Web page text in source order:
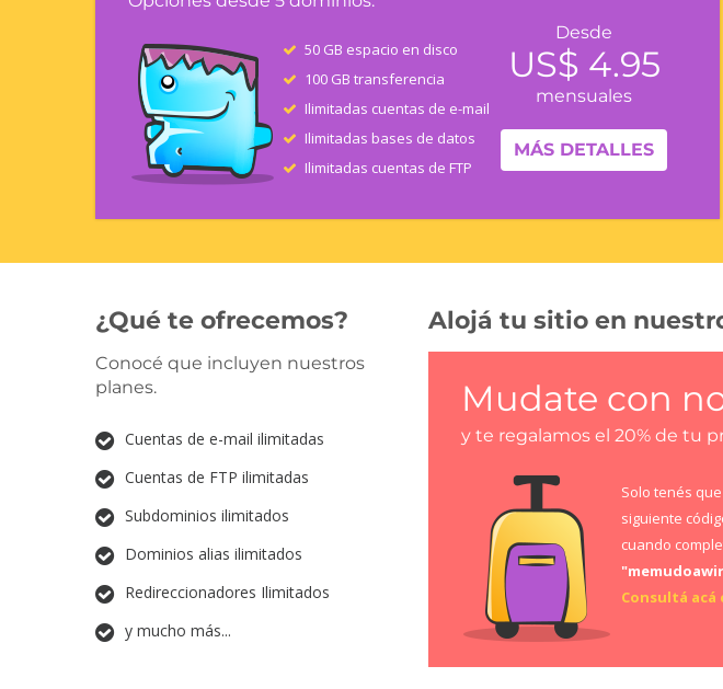
50 GB espacio en disco
100 GB transferencia
Ilimitadas cuentas de e-mail
Ilimitadas bases de datos
Ilimitadas cuentas de FTP
Desde
US$ 4.95
mensuales
MÁS DETALLES
¿Qué te ofrecemos?
Conocé que incluyen nuestros
planes.
Cuentas de e-mail ilimitadas
Cuentas de FTP ilimitadas
Subdominios ilimitados
Dominios alias ilimitados
Redireccionadores Ilimitados
y mucho más...
Alojá tu sitio en
Mudate con
y te regalamos el 20% de tu
Solo tenés
siguiente
cuando
Consultá acá